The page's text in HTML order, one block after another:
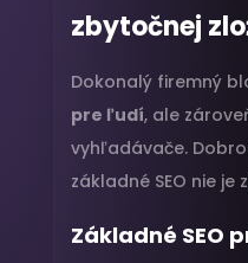
zbytočnej
Dokonalý firemný
pre ľudí, ale
vyhľadávače.
základné SEO nie je
Základné SEO